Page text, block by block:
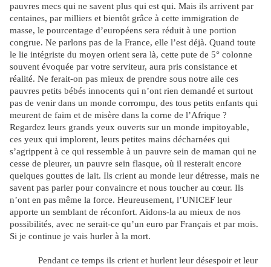
pauvres mecs qui ne savent plus qui est qui. Mais ils arrivent par
centaines, par milliers et bientôt grâce à cette immigration de
masse, le pourcentage d’européens sera réduit à une portion
congrue. Ne parlons pas de la France, elle l’est déjà. Quand toute
le lie intégriste du moyen orient sera là, cette pute de 5° colonne
souvent évoquée par votre serviteur, aura pris consistance et
réalité. Ne ferait-on pas mieux de prendre sous notre aile ces
pauvres petits bébés innocents qui n’ont rien demandé et surtout
pas de venir dans un monde corrompu, des tous petits enfants qui
meurent de faim et de misère dans la corne de l’Afrique ?
Regardez leurs grands yeux ouverts sur un monde impitoyable,
ces yeux qui implorent, leurs petites mains décharnées qui
s’agrippent à ce qui ressemble à un pauvre sein de maman qui ne
cesse de pleurer, un pauvre sein flasque, où il resterait encore
quelques gouttes de lait. Ils crient au monde leur détresse, mais ne
savent pas parler pour convaincre et nous toucher au cœur. Ils
n’ont en pas même la force. Heureusement, l’UNICEF leur
apporte un semblant de réconfort. Aidons-la au mieux de nos
possibilités, avec ne serait-ce qu’un euro par Français et par mois.
Si je continue je vais hurler à la mort.
Pendant ce temps ils crient et hurlent leur désespoir et leur